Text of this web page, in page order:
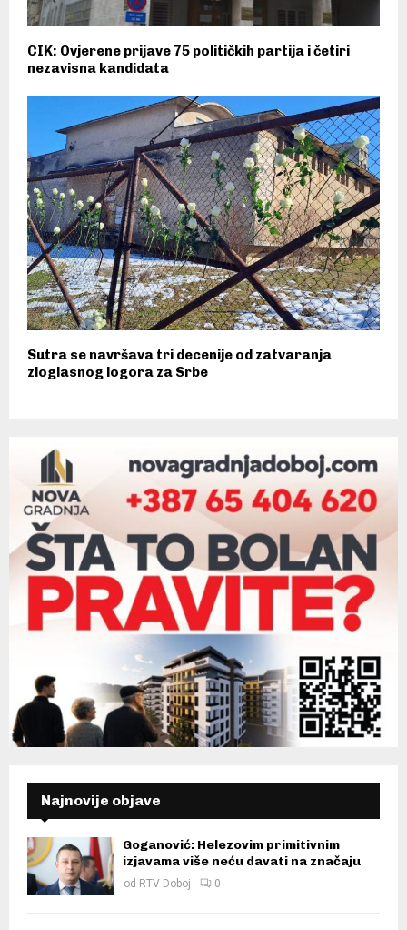
CIK: Ovjerene prijave 75 političkih partija i četiri
nezavisna kandidata
Sutra se navršava tri decenije od zatvaranja
zloglasnog logora za Srbe
Najnovije objave
Goganović: Helezovim primitivnim
izjavama više neću davati na značaju
od RTV Doboj 0